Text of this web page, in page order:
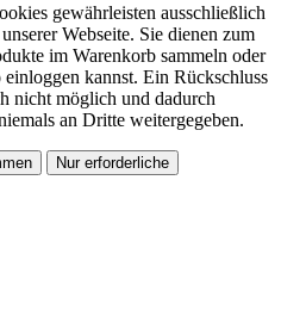
gewährleisten ausschließlich
Webseite. Sie dienen zum
im Warenkorb sammeln oder
kannst. Ein Rückschluss
nicht möglich und dadurch
an Dritte weitergegeben.
Nur erforderliche